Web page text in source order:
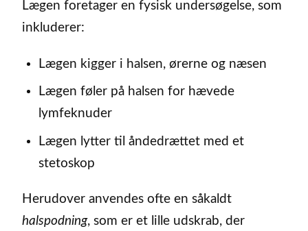
Lægen foretager en fysisk undersøgelse, som
inkluderer:
Lægen kigger i halsen, ørerne og næsen
Lægen føler på halsen for hævede
lymfeknuder
Lægen lytter til åndedrættet med et
stetoskop
Herudover anvendes ofte en såkaldt
halspodning, som er et lille udskrab, der